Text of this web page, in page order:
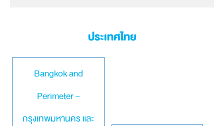
ประเทศไทย
Bangkok and
Perimeter –
กรุงเทพมหานคร และ